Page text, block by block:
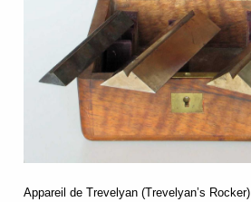
Appareil de Trevelyan (Trevelyan’s Rocker)